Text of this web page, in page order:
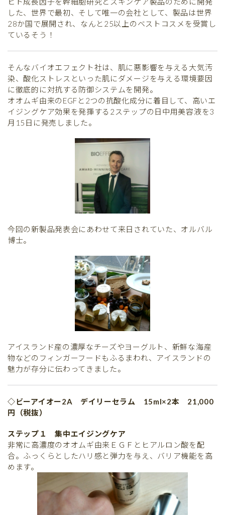
した、世界で最初、そして唯一の会社として、製品は世界
28か国で展開され、なんと25以上のベストコスメを受賞し
ているそう！
そんなバイオエフェクト社は、肌に悪影響を与える大気汚
染、酸化ストレスといった肌にダメージを与える環境要因
に徹底的に対抗する防御システムを開発。
オオムギ由来のEGFと2つの抗酸化成分に着目して、高いエ
イジングケア効果を発揮する2ステップの日中用美容液を3
月15日に発売しました。
今回の新製品発表会にあわせて来日されていた、オルバル
博士。
アイスランド産の濃厚なチーズやヨーグルト、新鮮な海産
物などのフィンガーフードもふるまわれ、アイスランドの
魅力が存分に伝わってきました。
◇ビーアイオー2A デイリーセラム 15ml×2本 21,000
円（税抜）
ステップ１ 集中エイジングケア
非常に高濃度のオオムギ由来ＥＧＦとヒアルロン酸を配
合。ふっくらとしたハリ感と弾力を与え、バリア機能を高
めます。